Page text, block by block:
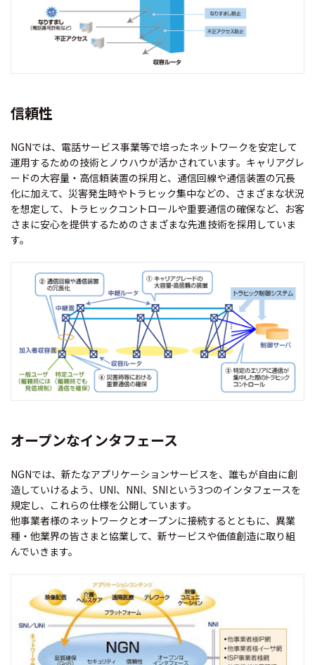
信頼性
NGNでは、電話サービス事業等で培ったネットワークを安定して
運用するための技術とノウハウが活かされています。キャリアグレ
ードの大容量・高信頼装置の採用と、通信回線や通信装置の冗長
化に加えて、災害発生時やトラヒック集中などの、さまざまな状況
を想定して、トラヒックコントロールや重要通信の確保など、お客
さまに安心を提供するためのさまざまな先進技術を採用していま
す。
オープンなインタフェース
NGNでは、新たなアプリケーションサービスを、誰もが自由に創
造していけるよう、UNI、NNI、SNIという3つのインタフェースを
規定し、これらの仕様を公開しています。
他事業者様のネットワークとオープンに接続するとともに、異業
種・他業界の皆さまと協業して、新サービスや価値創造に取り組
んでいきます。